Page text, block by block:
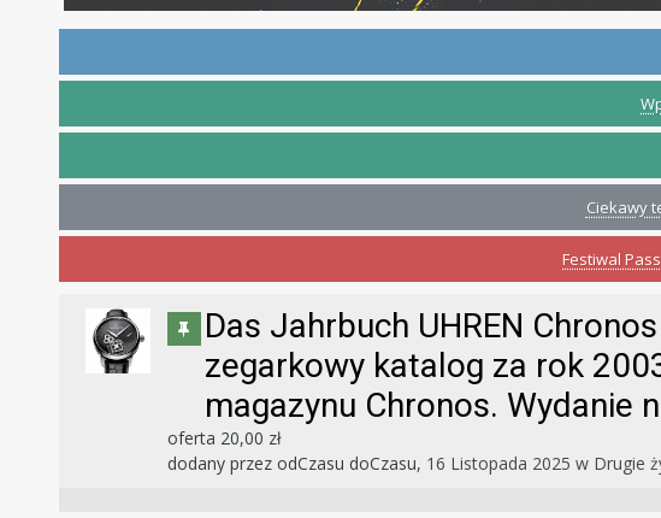
Ciekawy
Festiwal
Das Jahrbuch UHREN
zegarkowy katalog za rok
magazynu Chronos. Wydanie
oferta 20,00 zł
dodany przez odCzasu doCzasu, 16 Listopada 2025 w Drugie